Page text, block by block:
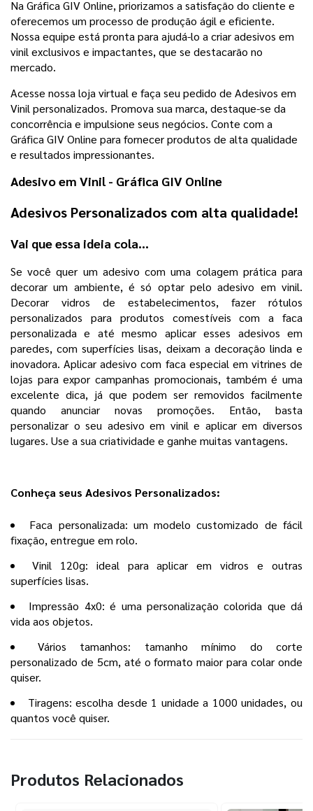
Na Gráfica GIV Online, priorizamos a satisfação do cliente e
oferecemos um processo de produção ágil e eficiente.
Nossa equipe está pronta para ajudá-lo a criar adesivos em
vinil exclusivos e impactantes, que se destacarão no
mercado.
Acesse nossa loja virtual e faça seu pedido de Adesivos em
Vinil personalizados. Promova sua marca, destaque-se da
concorrência e impulsione seus negócios. Conte com a
Gráfica GIV Online para fornecer produtos de alta qualidade
e resultados impressionantes.
Adesivo em Vinil - Gráfica GIV Online
Adesivos Personalizados com alta qualidade!
Vai que essa ideia cola...
Se você quer um adesivo com uma colagem prática para
decorar um ambiente, é só optar pelo adesivo em vinil.
Decorar vidros de estabelecimentos, fazer rótulos
personalizados para produtos comestíveis com a faca
personalizada e até mesmo aplicar esses adesivos em
paredes, com superfícies lisas, deixam a decoração linda e
inovadora. Aplicar adesivo com faca especial em vitrines de
lojas para expor campanhas promocionais, também é uma
excelente dica, já que podem ser removidos facilmente
quando anunciar novas promoções. Então, basta
personalizar o seu adesivo em vinil e aplicar em diversos
lugares. Use a sua criatividade e ganhe muitas vantagens.
Conheça seus Adesivos Personalizados:
Faca personalizada: um modelo customizado de fácil
fixação, entregue em rolo.
Vinil 120g: ideal para aplicar em vidros e outras
superfícies lisas.
Impressão 4x0: é uma personalização colorida que dá
vida aos objetos.
Vários tamanhos: tamanho mínimo do corte
personalizado de 5cm, até o formato maior para colar onde
quiser.
Tiragens: escolha desde 1 unidade a 1000 unidades, ou
quantos você quiser.
Produtos Relacionados